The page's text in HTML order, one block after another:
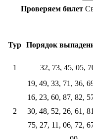
Проверяем билет
Тур Порядок
1 32, 73, 45, 05,
2
19, 49, 33, 71, 36,
16, 23, 60, 87, 82,
30, 48, 52, 26, 61,
75, 27, 11, 06, 72,